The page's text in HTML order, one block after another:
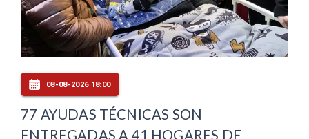
08-08-2026 18:00
77 AYUDAS TÉCNICAS SON
ENTREGADAS A 41 HOGARES DE